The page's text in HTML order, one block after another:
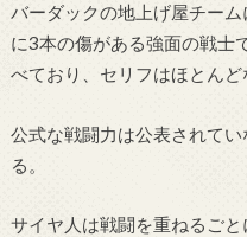
バーダックの地上げ屋チー
に3本の傷がある強面の戦士
べており、セリフはほとんど
公式な戦闘力は公表されて
る。
サイヤ人は戦闘を重ねるご